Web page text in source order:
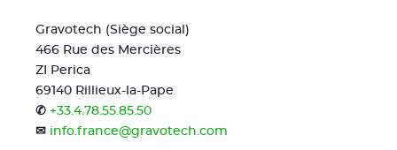
Gravotech (Siège social)
466 Rue des Mercières
ZI Perica
69140 Rillieux-la-Pape
✆ +33.4.78.55.85.50
✉ info.france@gravotech.com